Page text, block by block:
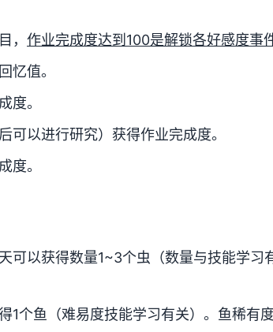
， 作业完成度达到100是解锁各好感度事
忆值。
度。
可以进行研究）获得作业完成度。
度。
可以获得数量1~3个虫（数量与技能学习
1个鱼（难易度技能学习有关）。鱼稀有